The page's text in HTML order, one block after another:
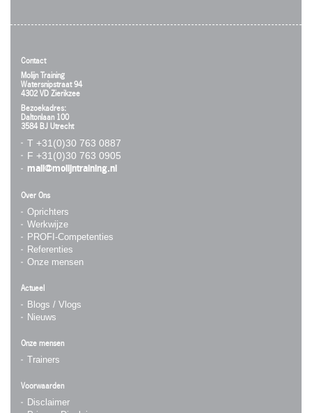
Contact
Molijn Training
Watersnipstraat 94
4302 VD Zierikzee
Bezoekadres:
Daltonlaan 100
3584 BJ Utrecht
T +31(0)30 763 0887
F +31(0)30 763 0905
mail@molijntraining.nl
Over Ons
Oprichters
Werkwijze
PROFI-Competenties
Referenties
Onze mensen
Actueel
Blogs / Vlogs
Nieuws
Onze mensen
Trainers
Voorwaarden
Disclaimer